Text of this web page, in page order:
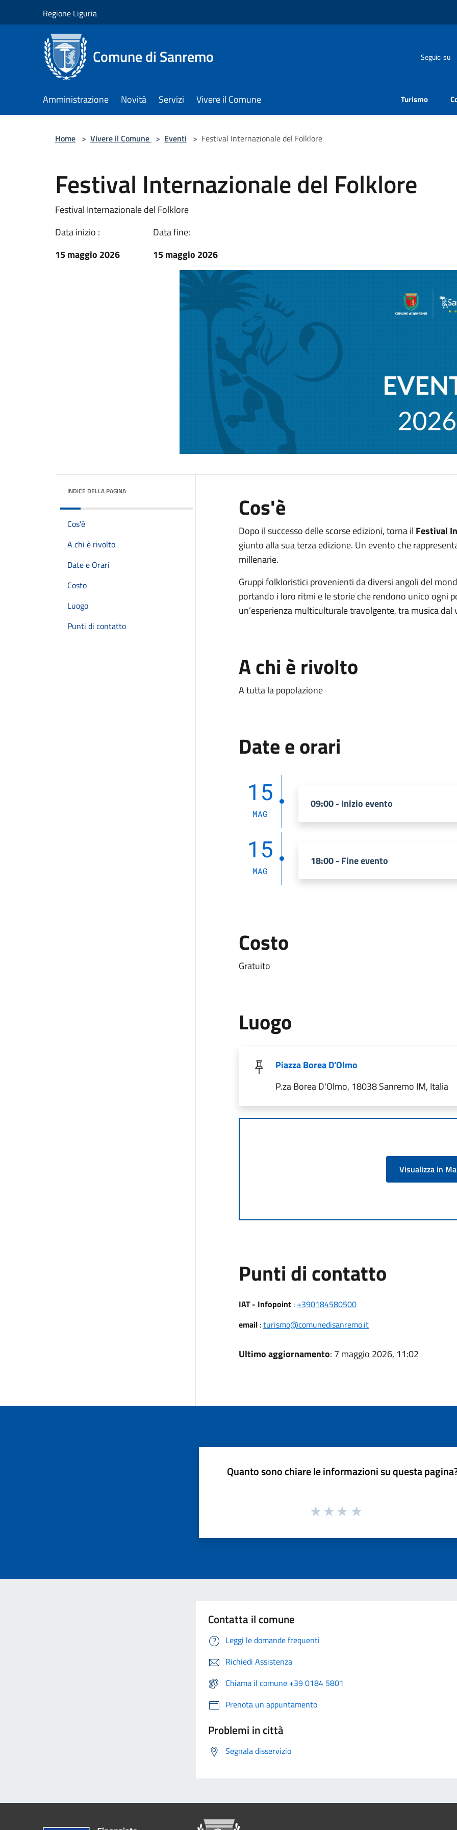
Regione Liguria
Comune di Sanremo Seguici su
Amministrazione Novità Servizi Vivere il Comune Turismo
Home > Vivere il Comune > Eventi > Festival Internazionale del Folklore
Festival Internazionale del Folklore
Festival Internazionale del Folklore
Data inizio :
15 maggio 2026
Data fine:
15 maggio 2026
INDICE DELLA PAGINA
Cos'è
A chi è rivolto
Date e Orari
Costo
Luogo
Punti di contatto
Cos'è
Dopo il successo delle scorse edizioni, torna il Festival
giunto alla sua terza edizione. Un evento che
millenarie.
Gruppi folkloristici provenienti da diversi angoli del
portando i loro ritmi e le storie che rendono unico ogni
un’esperienza multiculturale travolgente, tra musica
A chi è rivolto
A tutta la popolazione
Date e orari
15
MAG
09:00 - Inizio evento
15
MAG
18:00 - Fine evento
Costo
Gratuito
Luogo
Piazza Borea D'Olmo
P.za Borea D'Olmo, 18038 Sanremo IM, Italia
Visualizza in
Punti di contatto
IAT - Infopoint: +390184580500
email:turismo@comunedisanremo.it
Ultimo aggiornamento: 7 maggio 2026, 11:02
Quanto sono chiare le informazioni su questa
Contatta il comune
Leggi le domande frequenti
Richiedi Assistenza
Chiama il comune +39 0184 5801
Prenota un appuntamento
Problemi in città
Segnala disservizio